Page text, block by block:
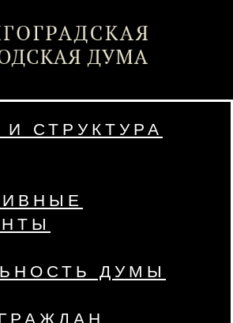
СТРУКТУРА
ДУМЫ